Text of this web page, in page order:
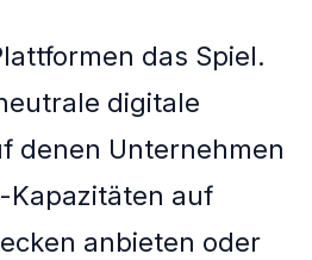
das Spiel.
digitale
denen Unternehmen
Kapazitäten auf
anbieten oder